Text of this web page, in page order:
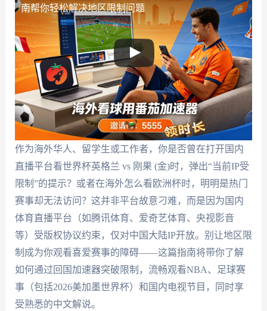
南帮你轻松解决地区限制问题
作为海外华人、留学生或工作者，你是否曾在打开国内
直播平台看世界杯英格兰 vs 刚果 (金)时，弹出“当前IP受
限制”的提示？或者在海外怎么看欧洲杯时，明明是热门
赛事却无法访问？这并非平台故意刁难，而是因为国内
体育直播平台（如腾讯体育、爱奇艺体育、央视影音
等）受版权协议约束，仅对中国大陆IP开放。别让地区限
制成为你观看喜爱赛事的障碍——这篇指南将带你了解
如何通过回国加速器突破限制，流畅观看NBA、足球赛
事（包括2026美加墨世界杯）和国内电视节目，同时享
受熟悉的中文解说。